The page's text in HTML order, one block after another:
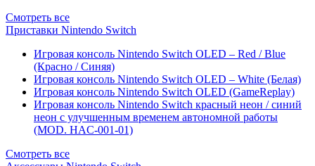
Смотреть все
Приставки Nintendo Switch
Игровая консоль Nintendo Switch OLED – Red / Blue
(Красно / Синяя)
Игровая консоль Nintendo Switch OLED – White (Белая)
Игровая консоль Nintendo Switch OLED (GameReplay)
Игровая консоль Nintendo Switch красный неон / синий
неон с улучшенным временем автономной работы
(MOD. HAC-001-01)
Смотреть все